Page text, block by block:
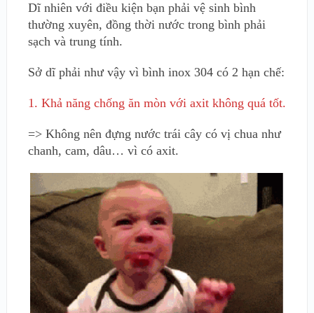
Dĩ nhiên với điều kiện bạn phải vệ sinh bình
thường xuyên, đồng thời nước trong bình phải
sạch và trung tính.
Sở dĩ phải như vậy vì bình inox 304 có 2 hạn chế:
1. Khả năng chống ăn mòn với axit không quá tốt.
=> Không nên đựng nước trái cây có vị chua như
chanh, cam, dâu… vì có axit.